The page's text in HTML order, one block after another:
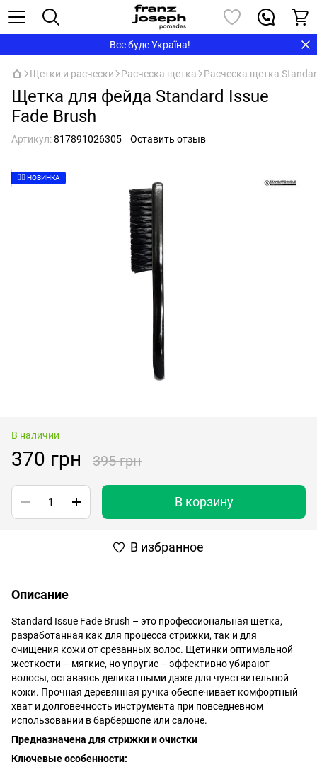
Все буде Україна!
Щетки и расчески Расческа щетка Расческа щетка
Щетка для фейда Standard Issue
Fade Brush
Артикул:817891026305 Оставить отзыв
👉🏻 НОВИНКА
В наличии
370 грн 395 грн
В корзину
В избранное
Описание
Standard Issue Fade Brush – это профессиональная щетка,
разработанная как для процесса стрижки, так и для
очищения кожи от срезанных волос. Щетинки оптимальной
жесткости – мягкие, но упругие – эффективно убирают
волосы, оставаясь деликатными даже для чувствительной
кожи. Прочная деревянная ручка обеспечивает комфортный
хват и долговечность инструмента при повседневном
использовании в барбершопе или салоне.
Предназначена для стрижки и очистки
Ключевые особенности: